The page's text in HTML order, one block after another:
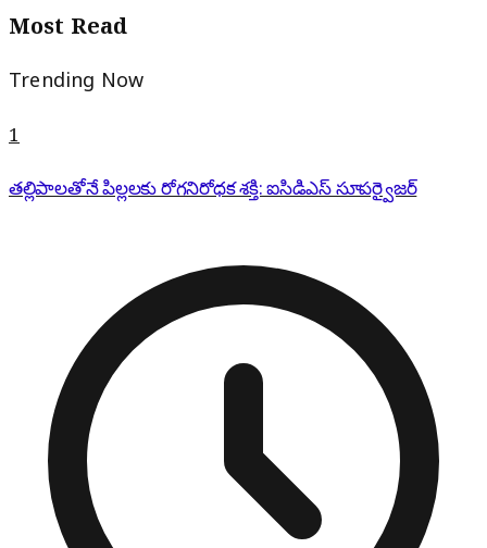
Most Read
Trending Now
1
తల్లిపాలతోనే పిల్లలకు రోగనిరోధక శక్తి: ఐసిడిఎస్ సూపర్వైజర్